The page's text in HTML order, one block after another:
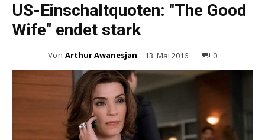
US-Einschaltquoten: "The Good
Wife" endet stark
Von Arthur Awanesjan 13. Mai 2016 0